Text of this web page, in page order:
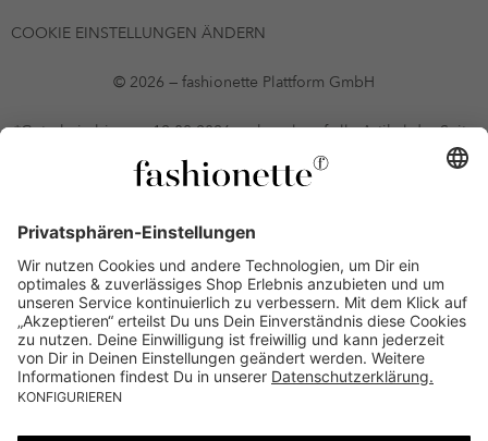
COOKIE EINSTELLUNGEN ÄNDERN
© 2026 — fashionette Plattform GmbH
*Gutschein bis zum 12.08.2026 mehrmals auf alle Artikel der Seite
fashionette.at/selected-styles anwendbar. Es gelten die in den AGB
§9 festgelegten Bedingungen.
vorausgesetzt, alle Preise inkl. MwSt. und ohne Versandkosten. Bei
Ratenkäufen kann die letzte Rate geringfügig abweichen. Die
Anzahl der Raten und die jeweilige Verfügbarkeit von
Zahlungsmethoden kann variieren. Die Prominenten, die
namentlich genannt oder dargestellt werden, haben keine der auf
der Website angebotenen Artikel anerkannt, empfohlen oder
befürwortet. Lieferungen sind nur an Lieferadressen in Österreich